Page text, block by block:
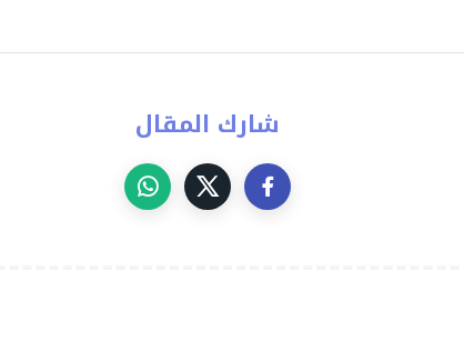
شارك المقال